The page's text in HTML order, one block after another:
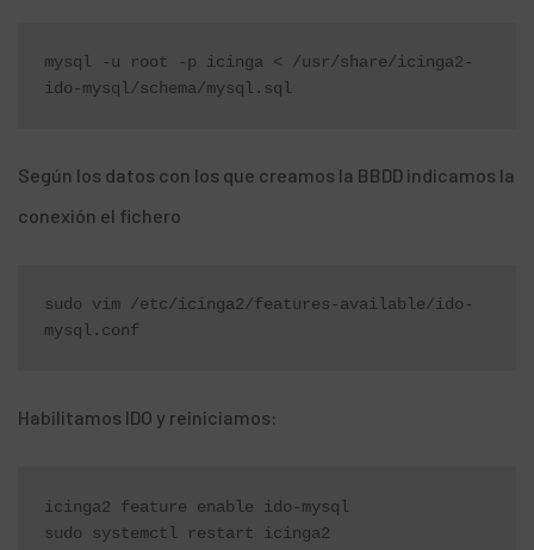
mysql -u root -p icinga < /usr/share/icinga2-
ido-mysql/schema/mysql.sql
Según los datos con los que creamos la BBDD indicamos la
conexión el fichero
sudo vim /etc/icinga2/features-available/ido-
mysql.conf
Habilitamos IDO y reiniciamos:
icinga2 feature enable ido-mysql
sudo systemctl restart icinga2